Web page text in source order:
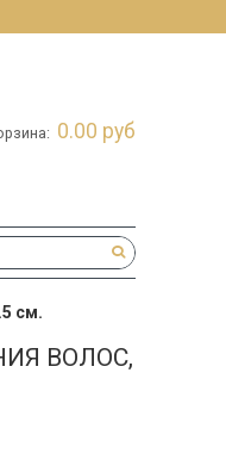
0.00 руб
см.
ВОЛОС,